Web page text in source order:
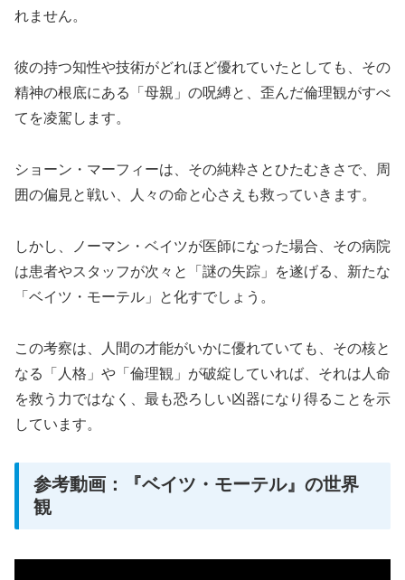
れません。
彼の持つ知性や技術がどれほど優れていたとしても、その
精神の根底にある「母親」の呪縛と、歪んだ倫理観がすべ
てを凌駕します。
ショーン・マーフィーは、その純粋さとひたむきさで、周
囲の偏見と戦い、人々の命と心さえも救っていきます。
しかし、ノーマン・ベイツが医師になった場合、その病院
は患者やスタッフが次々と「謎の失踪」を遂げる、新たな
「ベイツ・モーテル」と化すでしょう。
この考察は、人間の才能がいかに優れていても、その核と
なる「人格」や「倫理観」が破綻していれば、それは人命
を救う力ではなく、最も恐ろしい凶器になり得ることを示
しています。
参考動画：『ベイツ・モーテル』の世界
観